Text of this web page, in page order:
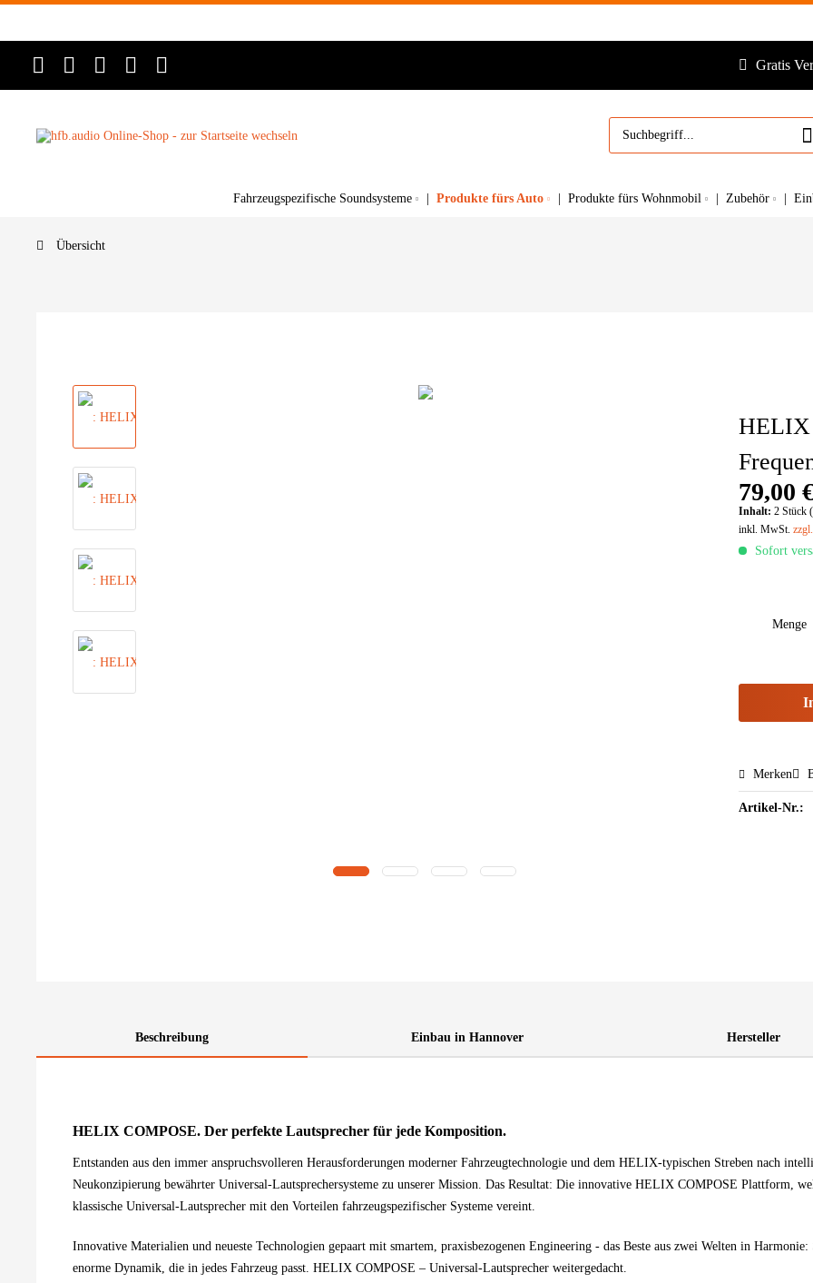
Gratis
Fahrzeugspezifische Soundsysteme Produkte fürs Wohnmobil Zubehör
Übersicht
79,00
Inhalt:2 Stück
inkl. MwSt.
Sofort
Menge
Merken
Artikel-Nr.:
Beschreibung Einbau in Hannover Hersteller
HELIX COMPOSE. Der perfekte Lautsprecher für jede Komposition.
Entstanden aus den immer anspruchsvolleren Herausforderungen moderner Fahrzeugtechnologie und dem HELIX-typischen Streben nach
Neukonzipierung bewährter Universal-Lautsprechersysteme zu unserer Mission. Das Resultat: Die innovative HELIX COMPOSE Plattform,
klassische Universal-Lautsprecher mit den Vorteilen fahrzeugspezifischer Systeme vereint.
Innovative Materialien und neueste Technologien gepaart mit smartem, praxisbezogenen Engineering - das Beste aus zwei Welten in
enorme Dynamik, die in jedes Fahrzeug passt. HELIX COMPOSE – Universal-Lautsprecher weitergedacht.